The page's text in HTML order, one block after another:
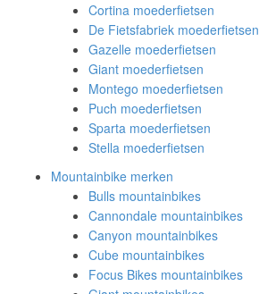
Cortina moederfietsen
De Fietsfabriek moederfietsen
Gazelle moederfietsen
Giant moederfietsen
Montego moederfietsen
Puch moederfietsen
Sparta moederfietsen
Stella moederfietsen
Mountainbike merken
Bulls mountainbikes
Cannondale mountainbikes
Canyon mountainbikes
Cube mountainbikes
Focus Bikes mountainbikes